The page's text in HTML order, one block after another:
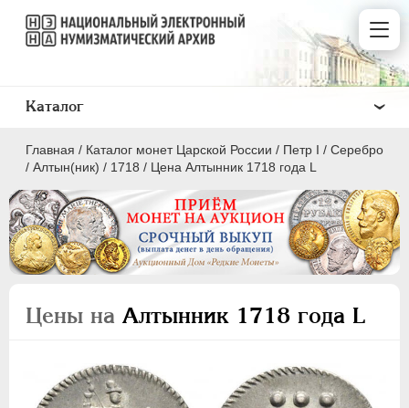
Главная / Каталог монет Царской России / Пeтр I / Серебро
/ Алтын(ник) / 1718 / Цена Алтынник 1718 года L
Цены на Алтынник 1718 года L
Каталог
ПEТР I 1699 - 1725
Серебро
Полтина